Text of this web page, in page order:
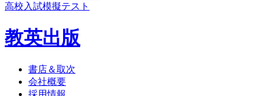
高校入試模擬テスト
教英出版
書店＆取次
会社概要